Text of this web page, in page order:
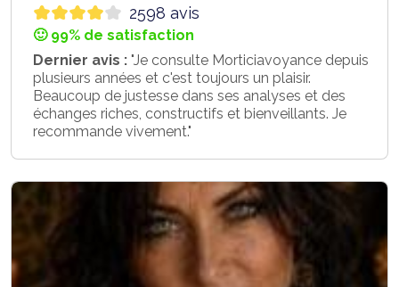
2598 avis
🙂 99% de satisfaction
Dernier avis : "Je consulte Morticiavoyance depuis
plusieurs années et c'est toujours un plaisir.
Beaucoup de justesse dans ses analyses et des
échanges riches, constructifs et bienveillants. Je
recommande vivement."